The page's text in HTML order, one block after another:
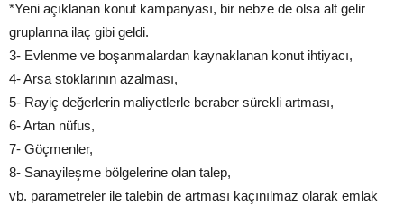
*Yeni açıklanan konut kampanyası, bir nebze de olsa alt gelir
gruplarına ilaç gibi geldi.
3- Evlenme ve boşanmalardan kaynaklanan konut ihtiyacı,
4- Arsa stoklarının azalması,
5- Rayiç değerlerin maliyetlerle beraber sürekli artması,
6- Artan nüfus,
7- Göçmenler,
8- Sanayileşme bölgelerine olan talep,
vb. parametreler ile talebin de artması kaçınılmaz olarak emlak